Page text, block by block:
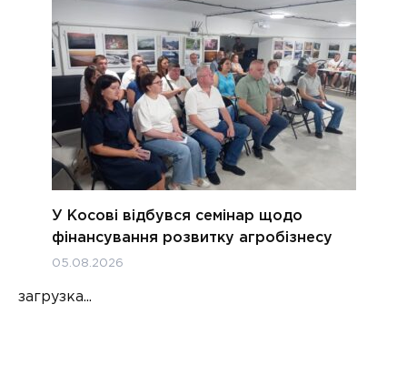
У Косові відбувся семінар щодо
фінансування розвитку агробізнесу
05.08.2026
загрузка...